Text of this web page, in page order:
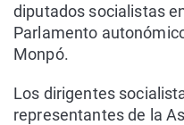
diputados socialistas
Parlamento
Monpó.
Los dirigentes
representantes de la